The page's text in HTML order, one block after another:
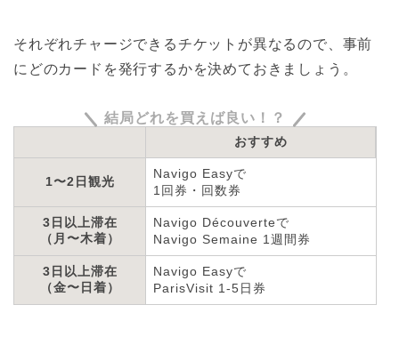
それぞれチャージできるチケットが異なるので、事前
にどのカードを発行するかを決めておきましょう。
結局どれを買えば良い！？
おすすめ
1〜2日観光
Navigo Easyで
1回券・回数券
3日以上滞在
（月〜木着）
Navigo Découverteで
Navigo Semaine 1週間券
3日以上滞在
（金〜日着）
Navigo Easyで
ParisVisit 1-5日券